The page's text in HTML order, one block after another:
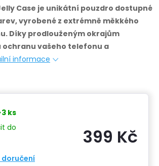
Case je unikátní pouzdro dostupné
vyrobené z extrémně měkkého
Díky prodlouženým okrajům
ochranu vašeho telefonu a
informace
ks
399 Kč